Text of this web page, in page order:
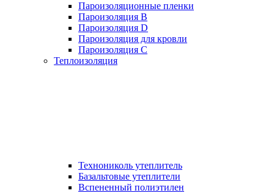
Пароизоляционные пленки
Пароизоляция B
Пароизоляция D
Пароизоляция для кровли
Пароизоляция С
Теплоизоляция
Технониколь утеплитель
Базальтовые утеплители
Вспененный полиэтилен